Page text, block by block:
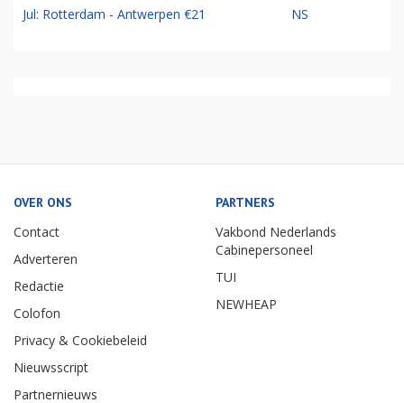
Jul: Rotterdam - Antwerpen €21 NS
OVER ONS
Contact
Adverteren
Redactie
Colofon
Privacy & Cookiebeleid
Nieuwsscript
Partnernieuws
PARTNERS
Vakbond Nederlands
Cabinepersoneel
TUI
NEWHEAP